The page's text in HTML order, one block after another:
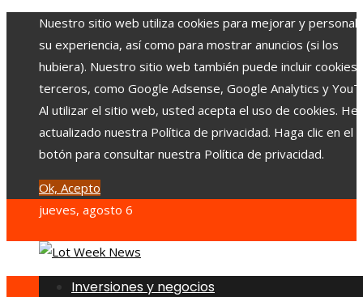
Nuestro sitio web utiliza cookies para mejorar y
su experiencia, así como para mostrar anuncios (si los
hubiera). Nuestro sitio web también puede incluir cookies
terceros, como Google Adsense, Google Analytics y
Al utilizar el sitio web, usted acepta el uso de cookies.
actualizado nuestra Política de privacidad. Haga clic en el
botón para consultar nuestra Política de privacidad.
Ok, Acepto
jueves, agosto 6
Inversiones y negocios